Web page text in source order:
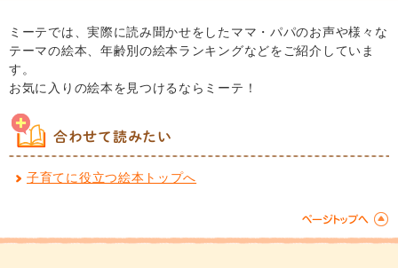
ミーテでは、実際に読み聞かせをしたママ・パパのお声や様々な
テーマの絵本、年齢別の絵本ランキングなどをご紹介していま
す。
お気に入りの絵本を見つけるならミーテ！
合わせて読みたい
子育てに役立つ絵本トップへ